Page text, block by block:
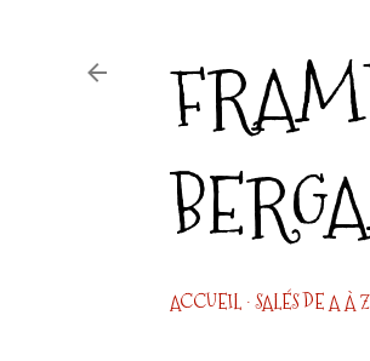
ACCUEIL SALÉS DE A À Z